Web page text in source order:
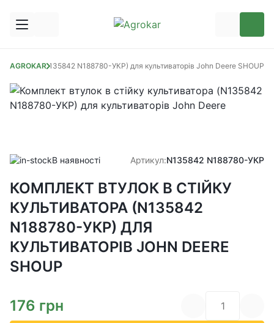
AGROKAR(N135842 N188780-УКР) для культиваторів John Deere SHOUP
В наявності Артикул:N135842 N188780-УКР
КОМПЛЕКТ ВТУЛОК В СТІЙКУ
КУЛЬТИВАТОРА (N135842
N188780-УКР) ДЛЯ
КУЛЬТИВАТОРІВ JOHN DEERE
SHOUP
176 грн